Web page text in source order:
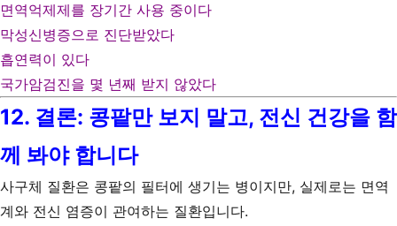
면역억제제를 장기간 사용 중이다
막성신병증으로 진단받았다
흡연력이 있다
국가암검진을 몇 년째 받지 않았다
12. 결론: 콩팥만 보지 말고, 전신 건강을 함
께 봐야 합니다
사구체 질환은 콩팥의 필터에 생기는 병이지만, 실제로는 면역
계와 전신 염증이 관여하는 질환입니다.